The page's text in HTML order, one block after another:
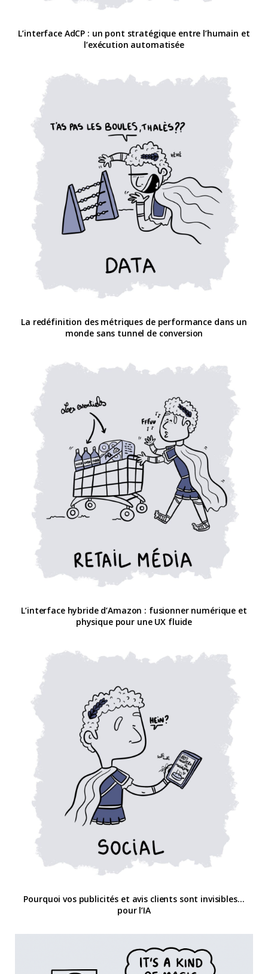
L’interface AdCP : un pont stratégique entre l’humain et
l’exécution automatisée
La redéfinition des métriques de performance dans un
monde sans tunnel de conversion
L’interface hybride d’Amazon : fusionner numérique et
physique pour une UX fluide
Pourquoi vos publicités et avis clients sont invisibles…
pour l’IA